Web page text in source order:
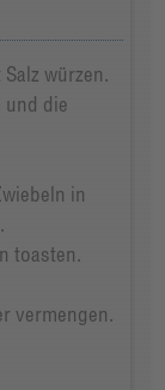
würzen.
und die
in
toasten.
vermengen.